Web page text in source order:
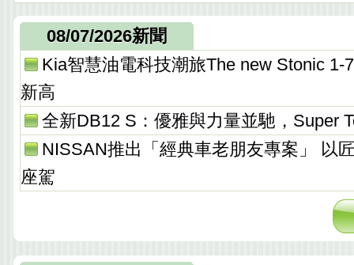
08/07/2026新聞
Kia智慧油電科技潮旅The new Stonic 1-
新高
全新DB12 S：優雅與力量並馳，Super
NISSAN推出「經典車老朋友專案」 以
座駕